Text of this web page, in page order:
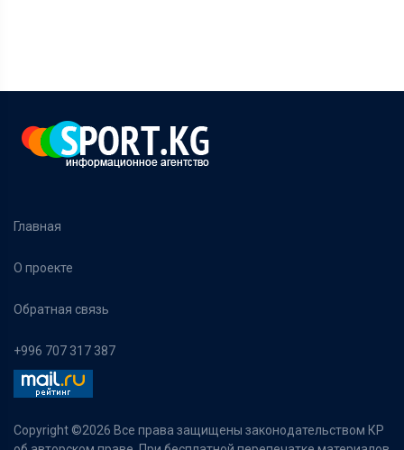
Главная
О проекте
Обратная связь
+996 707 317 387
Copyright ©2026 Все права защищены законодательством КР